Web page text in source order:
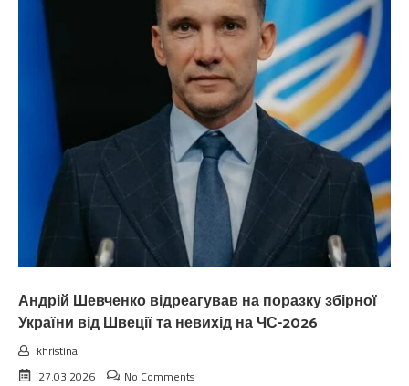
Андрій Шевченко відреагував на поразку збірної
України від Швеції та невихід на ЧС-2026
khristina
27.03.2026
No Comments